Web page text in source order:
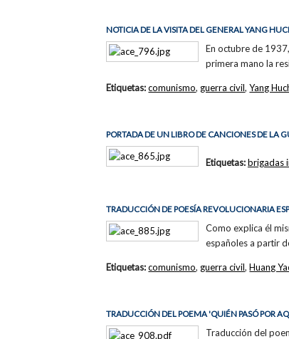
NOTICIA DE LA VISITA DEL GENERAL YANG
En octubre de
primera mano la
Etiquetas:comunismo, guerra civil,Yang
PORTADA DE UN LIBRO DE CANCIONES DE LA
Etiquetas:brigadas
TRADUCCIÓN DE POESÍA REVOLUCIONARIA
Como explica él
españoles a partir
Etiquetas:comunismo, guerra civil,Huang
TRADUCCIÓN DEL POEMA 'QUIÉN PASÓ POR
Traducción del